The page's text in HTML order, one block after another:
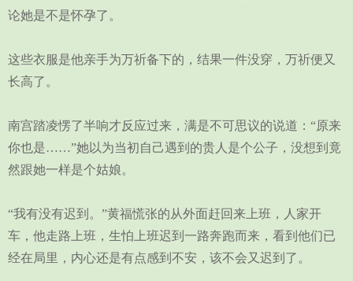
论她是不是怀孕了。
这些衣服是他亲手为万祈备下的，结果一件没穿，万祈便又
长高了。
南宫踏凌愣了半响才反应过来，满是不可思议的说道：“原来
你也是……”她以为当初自己遇到的贵人是个公子，没想到竟
然跟她一样是个姑娘。
“我有没有迟到。”黄福慌张的从外面赶回来上班，人家开
车，他走路上班，生怕上班迟到一路奔跑而来，看到他们已
经在局里，内心还是有点感到不安，该不会又迟到了。